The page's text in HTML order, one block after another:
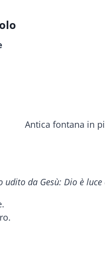
da Gesù: Dio è luce